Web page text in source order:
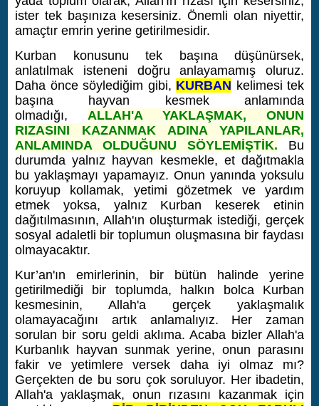
ister tek başınıza kesersiniz. Önemli olan niyettir,
amaçtır emrin yerine getirilmesidir.
Kurban konusunu tek başına düşünürsek,
anlatılmak isteneni doğru anlayamamış oluruz.
Daha önce söylediğim gibi, KURBAN kelimesi tek
başına hayvan kesmek anlamında
olmadığı, ALLAH'A YAKLAŞMAK, ONUN
RIZASINI KAZANMAK ADINA YAPILANLAR,
ANLAMINDA OLDUĞUNU SÖYLEMİŞTİK. Bu
durumda yalnız hayvan kesmekle, et dağıtmakla
bu yaklaşmayı yapamayız. Onun yanında yoksulu
koruyup kollamak, yetimi gözetmek ve yardım
etmek yoksa, yalnız Kurban keserek etinin
dağıtılmasının, Allah'ın oluşturmak istediği, gerçek
sosyal adaletli bir toplumun oluşmasına bir faydası
olmayacaktır.
Kur’an'ın emirlerinin, bir bütün halinde yerine
getirilmediği bir toplumda, halkın bolca Kurban
kesmesinin, Allah'a gerçek yaklaşmalık
olamayacağını artık anlamalıyız. Her zaman
sorulan bir soru geldi aklıma. Acaba bizler Allah'a
Kurbanlık hayvan sunmak yerine, onun parasını
fakir ve yetimlere versek daha iyi olmaz mı?
Gerçekten de bu soru çok soruluyor. Her ibadetin,
Allah'a yaklaşmak, onun rızasını kazanmak için